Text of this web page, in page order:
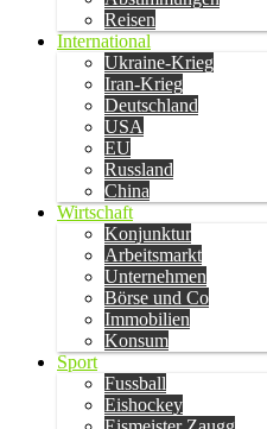
Reisen
International
Ukraine-Krieg
Iran-Krieg
Deutschland
USA
EU
Russland
China
Wirtschaft
Konjunktur
Arbeitsmarkt
Unternehmen
Börse und Co
Immobilien
Konsum
Sport
Fussball
Eishockey